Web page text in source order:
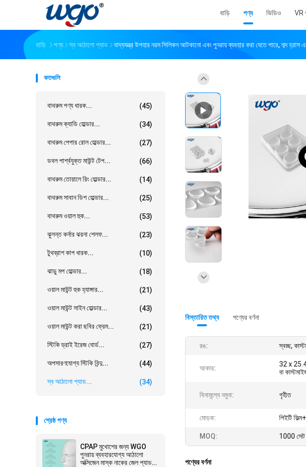
বাড়ি পণ্য ভিডিও VR
বাড়ি পণ্য স্ব আঠালো প্যাড বাদ্যযন্ত্র উপহার নরম সিলিকন আটকানো এবং পুনরায় ব্যবহার করা যেতে পারে, শব্দ হ্রাস
কতগুলি
বাথরুম পণ্য ধারক... (45)
বাথরুম ক্যাডি হোল্ডার... (34)
বাথরুম পেপার রোল হোল্ডার... (27)
ডবল পার্শ্বযুক্ত মাউন্ট টেপ... (66)
বাথরুম তোয়ালে রিং হোল্ডার... (14)
বাথরুম সাবান ডিশ হোল্ডার... (25)
বাথরুম ওয়াল হুক... (53)
ঝুলন্ত কর্নার ঝরনা শেলফ... (23)
টুথব্রাশ কাপ ধারক... (10)
ঝাড়ু মপ হোল্ডার... (18)
ওয়াল মাউন্ট হুক হ্যাঙ্গার... (21)
ওয়াল মাউন্ট সাইন হোল্ডার... (43)
ওয়াল মাউন্ট করা ছবির ফ্রেম... (21)
স্টিকি ড্রাই ইরেজ বোর্ড... (27)
অপসারণযোগ্য স্টিকি বিন্দু... (44)
স্ব আঠালো প্যাড... (34)
শ্রেষ্ঠ পণ্য
CPAP মুখোশের জন্য WGO
পুনরায় ব্যবহারযোগ্য আঠালো
অক্সিজেন মাস্ক নাকের জেল প্যাড
বিস্তারিত তথ্য পণ্যের বর্ণনা
রঙ: স্বচ্ছ,
আকার:
32 x
বা
বিনামূল্যে নমুনা: গৃহীত
মোড়ক: পিইটি
MOQ: 1000 সেট
পণ্যের বর্ণনা